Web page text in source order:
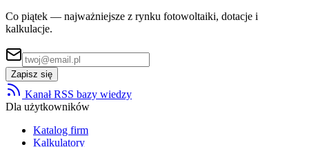
Co piątek — najważniejsze z rynku fotowoltaiki, dotacje i
kalkulacje.
Zapisz się
Kanał RSS bazy wiedzy
Dla użytkowników
Katalog firm
Kalkulatory